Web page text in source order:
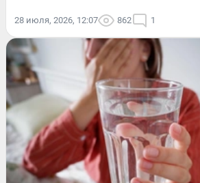
28 июля, 2026, 12:07 862 1